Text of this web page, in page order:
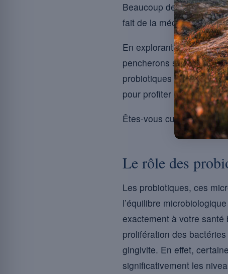
Beaucoup de personnes
fait de la
En explorant comment
pencherons sur les types
probiotiques dans leur
pour profiter pleinement
Êtes-vous curieux de
Le rôle des
Les probiotiques, ces
l’équilibre
exactement à votre
prolifération des
gingivite. En effet,
significativement les